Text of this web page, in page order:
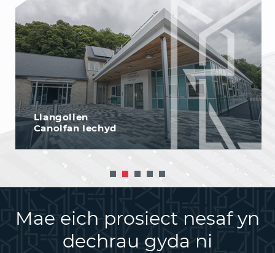
Llangollen
Canolfan Iechyd
Mae eich prosiect nesaf yn
dechrau gyda ni